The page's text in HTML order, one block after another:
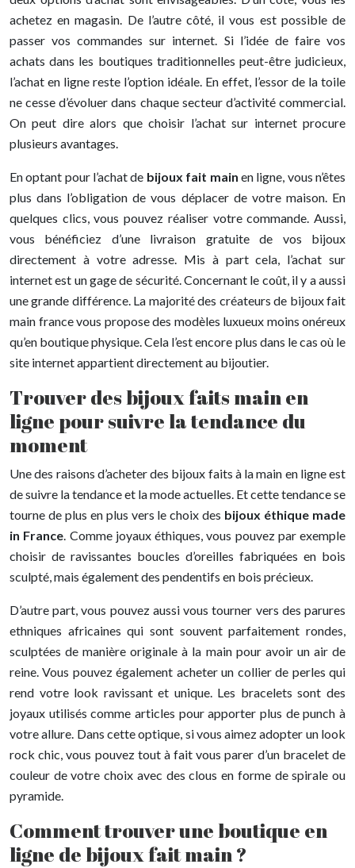
achetez en magasin. De l’autre côté, il vous est possible de
passer vos commandes sur internet. Si l’idée de faire vos
achats dans les boutiques traditionnelles peut-être judicieux,
l’achat en ligne reste l’option idéale. En effet, l’essor de la toile
ne cesse d’évoluer dans chaque secteur d’activité commercial.
On peut dire alors que choisir l’achat sur internet procure
plusieurs avantages.
En optant pour l’achat de bijoux fait main en ligne, vous n’êtes
plus dans l’obligation de vous déplacer de votre maison. En
quelques clics, vous pouvez réaliser votre commande. Aussi,
vous bénéficiez d’une livraison gratuite de vos bijoux
directement à votre adresse. Mis à part cela, l’achat sur
internet est un gage de sécurité. Concernant le coût, il y a aussi
une grande différence. La majorité des créateurs de bijoux fait
main france vous propose des modèles luxueux moins onéreux
qu’en boutique physique. Cela l’est encore plus dans le cas où le
site internet appartient directement au bijoutier.
Trouver des bijoux faits main en
ligne pour suivre la tendance du
moment
Une des raisons d’acheter des bijoux faits à la main en ligne est
de suivre la tendance et la mode actuelles. Et cette tendance se
tourne de plus en plus vers le choix des bijoux éthique made
in France. Comme joyaux éthiques, vous pouvez par exemple
choisir de ravissantes boucles d’oreilles fabriquées en bois
sculpté, mais également des pendentifs en bois précieux.
D’autre part, vous pouvez aussi vous tourner vers des parures
ethniques africaines qui sont souvent parfaitement rondes,
sculptées de manière originale à la main pour avoir un air de
reine. Vous pouvez également acheter un collier de perles qui
rend votre look ravissant et unique. Les bracelets sont des
joyaux utilisés comme articles pour apporter plus de punch à
votre allure. Dans cette optique, si vous aimez adopter un look
rock chic, vous pouvez tout à fait vous parer d’un bracelet de
couleur de votre choix avec des clous en forme de spirale ou
pyramide.
Comment trouver une boutique en
ligne de bijoux fait main ?